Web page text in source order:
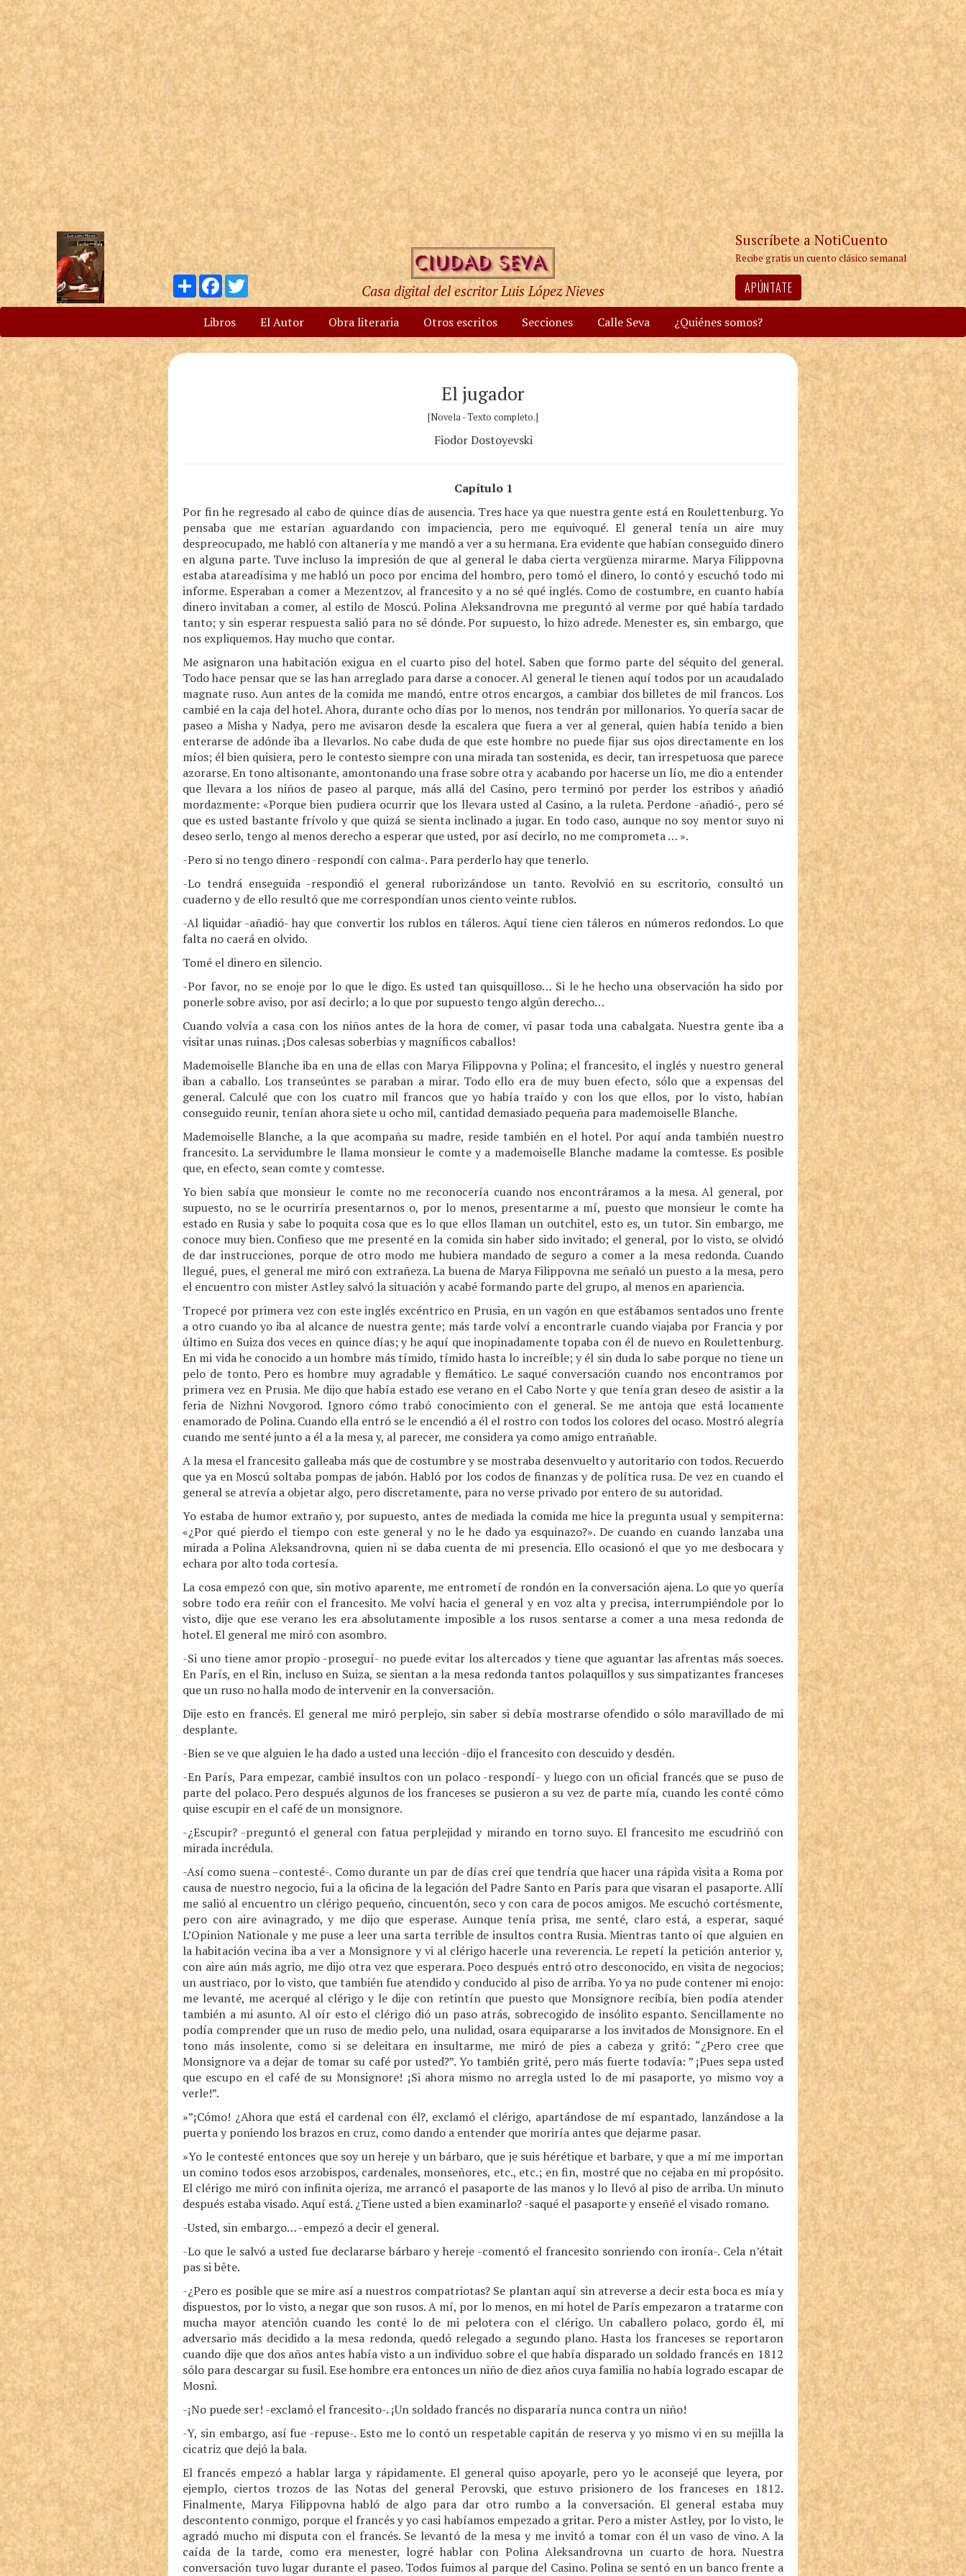
Compartir
Facebook
Twitter
Casa digital del escritor Luis López Nieves
Suscríbete a NotiCuento
Recibe gratis un cuento clásico semanal
APÚNTATE
Libros El Autor Obra literaria Otros escritos Secciones Calle Seva ¿Quiénes somos?
El jugador
[Novela - Texto completo.]
Fiodor Dostoyevski
Capítulo 1
Por fin he regresado al cabo de quince días de ausencia. Tres hace ya que nuestra gente está en Roulettenburg. Yo
pensaba que me estarían aguardando con impaciencia, pero me equivoqué. El general tenía un aire muy
despreocupado, me habló con altanería y me mandó a ver a su hermana. Era evidente que habían conseguido dinero
en alguna parte. Tuve incluso la impresión de que al general le daba cierta vergüenza mirarme. Marya Filippovna
estaba atareadísima y me habló un poco por encima del hombro, pero tomó el dinero, lo contó y escuchó todo mi
informe. Esperaban a comer a Mezentzov, al francesito y a no sé qué inglés. Como de costumbre, en cuanto había
dinero invitaban a comer, al estilo de Moscú. Polina Aleksandrovna me preguntó al verme por qué había tardado
tanto; y sin esperar respuesta salió para no sé dónde. Por supuesto, lo hizo adrede. Menester es, sin embargo, que
nos expliquemos. Hay mucho que contar.
Me asignaron una habitación exigua en el cuarto piso del hotel. Saben que formo parte del séquito del general.
Todo hace pensar que se las han arreglado para darse a conocer. Al general le tienen aquí todos por un acaudalado
magnate ruso. Aun antes de la comida me mandó, entre otros encargos, a cambiar dos billetes de mil francos. Los
cambié en la caja del hotel. Ahora, durante ocho días por lo menos, nos tendrán por millonarios. Yo quería sacar de
paseo a Misha y Nadya, pero me avisaron desde la escalera que fuera a ver al general, quien había tenido a bien
enterarse de adónde iba a llevarlos. No cabe duda de que este hombre no puede fijar sus ojos directamente en los
míos; él bien quisiera, pero le contesto siempre con una mirada tan sostenida, es decir, tan irrespetuosa que parece
azorarse. En tono altisonante, amontonando una frase sobre otra y acabando por hacerse un lío, me dio a entender
que llevara a los niños de paseo al parque, más allá del Casino, pero terminó por perder los estribos y añadió
mordazmente: «Porque bien pudiera ocurrir que los llevara usted al Casino, a la ruleta. Perdone -añadió-, pero sé
que es usted bastante frívolo y que quizá se sienta inclinado a jugar. En todo caso, aunque no soy mentor suyo ni
deseo serlo, tengo al menos derecho a esperar que usted, por así decirlo, no me comprometa … ».
-Pero si no tengo dinero -respondí con calma-. Para perderlo hay que tenerlo.
-Lo tendrá enseguida -respondió el general ruborizándose un tanto. Revolvió en su escritorio, consultó un
cuaderno y de ello resultó que me correspondían unos ciento veinte rublos.
-Al liquidar -añadió- hay que convertir los rublos en táleros. Aquí tiene cien táleros en números redondos. Lo que
falta no caerá en olvido.
Tomé el dinero en silencio.
-Por favor, no se enoje por lo que le digo. Es usted tan quisquilloso… Si le he hecho una observación ha sido por
ponerle sobre aviso, por así decirlo; a lo que por supuesto tengo algún derecho…
Cuando volvía a casa con los niños antes de la hora de comer, vi pasar toda una cabalgata. Nuestra gente iba a
visitar unas ruinas. ¡Dos calesas soberbias y magníficos caballos!
Mademoiselle Blanche iba en una de ellas con Marya Filippovna y Polina; el francesito, el inglés y nuestro general
iban a caballo. Los transeúntes se paraban a mirar. Todo ello era de muy buen efecto, sólo que a expensas del
general. Calculé que con los cuatro mil francos que yo había traído y con los que ellos, por lo visto, habían
conseguido reunir, tenían ahora siete u ocho mil, cantidad demasiado pequeña para mademoiselle Blanche.
Mademoiselle Blanche, a la que acompaña su madre, reside también en el hotel. Por aquí anda también nuestro
francesito. La servidumbre le llama monsieur le comte y a mademoiselle Blanche madame la comtesse. Es posible
que, en efecto, sean comte y comtesse.
Yo bien sabía que monsieur le comte no me reconocería cuando nos encontráramos a la mesa. Al general, por
supuesto, no se le ocurriría presentarnos o, por lo menos, presentarme a mí, puesto que monsieur le comte ha
estado en Rusia y sabe lo poquita cosa que es lo que ellos llaman un outchitel, esto es, un tutor. Sin embargo, me
conoce muy bien. Confieso que me presenté en la comida sin haber sido invitado; el general, por lo visto, se olvidó
de dar instrucciones, porque de otro modo me hubiera mandado de seguro a comer a la mesa redonda. Cuando
llegué, pues, el general me miró con extrañeza. La buena de Marya Filippovna me señaló un puesto a la mesa, pero
el encuentro con mister Astley salvó la situación y acabé formando parte del grupo, al menos en apariencia.
Tropecé por primera vez con este inglés excéntrico en Prusia, en un vagón en que estábamos sentados uno frente
a otro cuando yo iba al alcance de nuestra gente; más tarde volví a encontrarle cuando viajaba por Francia y por
último en Suiza dos veces en quince días; y he aquí que inopinadamente topaba con él de nuevo en Roulettenburg.
En mi vida he conocido a un hombre más tímido, tímido hasta lo increíble; y él sin duda lo sabe porque no tiene un
pelo de tonto. Pero es hombre muy agradable y flemático. Le saqué conversación cuando nos encontramos por
primera vez en Prusia. Me dijo que había estado ese verano en el Cabo Norte y que tenía gran deseo de asistir a la
feria de Nizhni Novgorod. Ignoro cómo trabó conocimiento con el general. Se me antoja que está locamente
enamorado de Polina. Cuando ella entró se le encendió a él el rostro con todos los colores del ocaso. Mostró alegría
cuando me senté junto a él a la mesa y, al parecer, me considera ya como amigo entrañable.
A la mesa el francesito galleaba más que de costumbre y se mostraba desenvuelto y autoritario con todos. Recuerdo
que ya en Moscú soltaba pompas de jabón. Habló por los codos de finanzas y de política rusa. De vez en cuando el
general se atrevía a objetar algo, pero discretamente, para no verse privado por entero de su autoridad.
Yo estaba de humor extraño y, por supuesto, antes de mediada la comida me hice la pregunta usual y sempiterna:
«¿Por qué pierdo el tiempo con este general y no le he dado ya esquinazo?». De cuando en cuando lanzaba una
mirada a Polina Aleksandrovna, quien ni se daba cuenta de mi presencia. Ello ocasionó el que yo me desbocara y
echara por alto toda cortesía.
La cosa empezó con que, sin motivo aparente, me entrometí de rondón en la conversación ajena. Lo que yo quería
sobre todo era reñir con el francesito. Me volví hacia el general y en voz alta y precisa, interrumpiéndole por lo
visto, dije que ese verano les era absolutamente imposible a los rusos sentarse a comer a una mesa redonda de
hotel. El general me miró con asombro.
-Si uno tiene amor propio -proseguí- no puede evitar los altercados y tiene que aguantar las afrentas más soeces.
En París, en el Rin, incluso en Suiza, se sientan a la mesa redonda tantos polaquillos y sus simpatizantes franceses
que un ruso no halla modo de intervenir en la conversación.
Dije esto en francés. El general me miró perplejo, sin saber si debía mostrarse ofendido o sólo maravillado de mi
desplante.
-Bien se ve que alguien le ha dado a usted una lección -dijo el francesito con descuido y desdén.
-En París, Para empezar, cambié insultos con un polaco -respondí- y luego con un oficial francés que se puso de
parte del polaco. Pero después algunos de los franceses se pusieron a su vez de parte mía, cuando les conté cómo
quise escupir en el café de un monsignore.
-¿Escupir? -preguntó el general con fatua perplejidad y mirando en torno suyo. El francesito me escudriñó con
mirada incrédula.
-Así como suena –contesté-. Como durante un par de días creí que tendría que hacer una rápida visita a Roma por
causa de nuestro negocio, fui a la oficina de la legación del Padre Santo en París para que visaran el pasaporte. Allí
me salió al encuentro un clérigo pequeño, cincuentón, seco y con cara de pocos amigos. Me escuchó cortésmente,
pero con aire avinagrado, y me dijo que esperase. Aunque tenía prisa, me senté, claro está, a esperar, saqué
L’Opinion Nationale y me puse a leer una sarta terrible de insultos contra Rusia. Mientras tanto oí que alguien en
la habitación vecina iba a ver a Monsignore y vi al clérigo hacerle una reverencia. Le repetí la petición anterior y,
con aire aún más agrio, me dijo otra vez que esperara. Poco después entró otro desconocido, en visita de negocios;
un austriaco, por lo visto, que también fue atendido y conducido al piso de arriba. Yo ya no pude contener mi enojo:
me levanté, me acerqué al clérigo y le dije con retintín que puesto que Monsignore recibía, bien podía atender
también a mi asunto. Al oír esto el clérigo dió un paso atrás, sobrecogido de insólito espanto. Sencillamente no
podía comprender que un ruso de medio pelo, una nulidad, osara equipararse a los invitados de Monsignore. En el
tono más insolente, como si se deleitara en insultarme, me miró de pies a cabeza y gritó: “¿Pero cree que
Monsignore va a dejar de tomar su café por usted?”. Yo también grité, pero más fuerte todavía: ” ¡Pues sepa usted
que escupo en el café de su Monsignore! ¡Si ahora mismo no arregla usted lo de mi pasaporte, yo mismo voy a
verle!”.
»”¡Cómo! ¿Ahora que está el cardenal con él?, exclamó el clérigo, apartándose de mí espantado, lanzándose a la
puerta y poniendo los brazos en cruz, como dando a entender que moriría antes que dejarme pasar.
»Yo le contesté entonces que soy un hereje y un bárbaro, que je suis hérétique et barbare, y que a mí me importan
un comino todos esos arzobispos, cardenales, monseñores, etc., etc.; en fin, mostré que no cejaba en mi propósito.
El clérigo me miró con infinita ojeriza, me arrancó el pasaporte de las manos y lo llevó al piso de arriba. Un minuto
después estaba visado. Aquí está. ¿Tiene usted a bien examinarlo? -saqué el pasaporte y enseñé el visado romano.
-Usted, sin embargo… -empezó a decir el general.
-Lo que le salvó a usted fue declararse bárbaro y hereje -comentó el francesito sonriendo con ironía-. Cela n’était
pas si bête.
-¿Pero es posible que se mire así a nuestros compatriotas? Se plantan aquí sin atreverse a decir esta boca es mía y
dispuestos, por lo visto, a negar que son rusos. A mí, por lo menos, en mi hotel de París empezaron a tratarme con
mucha mayor atención cuando les conté lo de mi pelotera con el clérigo. Un caballero polaco, gordo él, mi
adversario más decidido a la mesa redonda, quedó relegado a segundo plano. Hasta los franceses se reportaron
cuando dije que dos años antes había visto a un individuo sobre el que había disparado un soldado francés en 1812
sólo para descargar su fusil. Ese hombre era entonces un niño de diez años cuya familia no había logrado escapar de
Mosni.
-¡No puede ser! -exclamó el francesito-. ¡Un soldado francés no dispararía nunca contra un niño!
-Y, sin embargo, así fue -repuse-. Esto me lo contó un respetable capitán de reserva y yo mismo vi en su mejilla la
cicatriz que dejó la bala.
El francés empezó a hablar larga y rápidamente. El general quiso apoyarle, pero yo le aconsejé que leyera, por
ejemplo, ciertos trozos de las Notas del general Perovski, que estuvo prisionero de los franceses en 1812.
Finalmente, Marya Filippovna habló de algo para dar otro rumbo a la conversación. El general estaba muy
descontento conmigo, porque el francés y yo casi habíamos empezado a gritar. Pero a mister Astley, por lo visto, le
agradó mucho mi disputa con el francés. Se levantó de la mesa y me invitó a tomar con él un vaso de vino. A la
caída de la tarde, como era menester, logré hablar con Polina Aleksandrovna un cuarto de hora. Nuestra
conversación tuvo lugar durante el paseo. Todos fuimos al parque del Casino. Polina se sentó en un banco frente a